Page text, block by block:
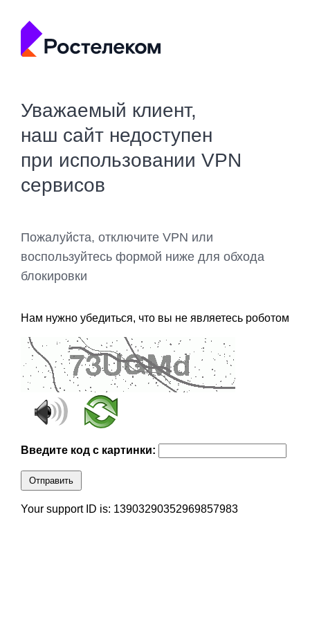
Уважаемый клиент,
наш сайт недоступен
при использовании VPN
сервисов
Пожалуйста, отключите VPN или
воспользуйтесь формой ниже для обхода
блокировки
Нам нужно убедиться, что вы не являетесь роботом
Введите код с картинки:
Отправить
Your support ID is: 13903290352969857983